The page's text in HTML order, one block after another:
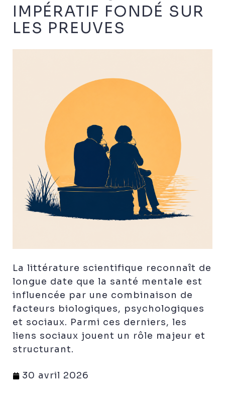
IMPÉRATIF FONDÉ SUR
LES PREUVES
La littérature scientifique reconnaît de
longue date que la santé mentale est
influencée par une combinaison de
facteurs biologiques, psychologiques
et sociaux. Parmi ces derniers, les
liens sociaux jouent un rôle majeur et
structurant.
30 avril 2026